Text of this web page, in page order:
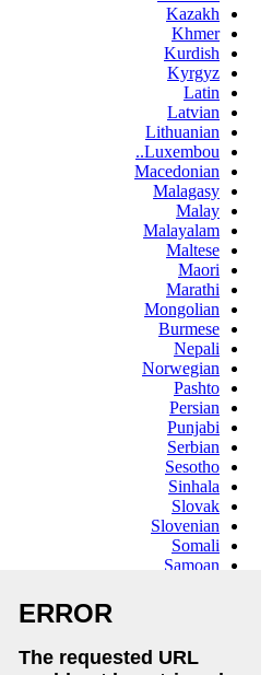
Kazakh
Khmer
Kurdish
Kyrgyz
Latin
Latvian
Lithuanian
Luxembou..
Macedonian
Malagasy
Malay
Malayalam
Maltese
Maori
Marathi
Mongolian
Burmese
Nepali
Norwegian
Pashto
Persian
Punjabi
Serbian
Sesotho
Sinhala
Slovak
Slovenian
Somali
Samoan
Swahili